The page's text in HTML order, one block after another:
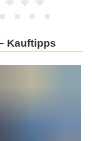
Kauftipps